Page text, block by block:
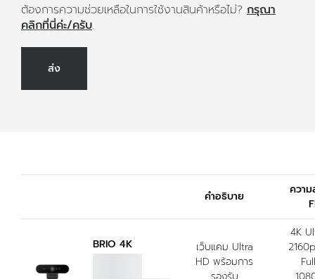
ต้องการความช่วยเหลือในการใช้งานสินค้าหรือไม่? กรุณา
คลิกที่นี่ค่ะ/ครับ.
ส่ง
คำอธิบาย
ความ
BRIO 4K
เว็บแคม Ultra
HD พร้อมการ
4K